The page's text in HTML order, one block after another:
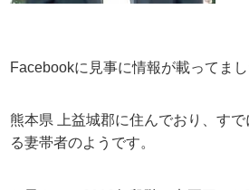
Facebookに見事に情報が載ってまし
熊本県 上益城郡に住んでおり、す
る妻帯者のようです。